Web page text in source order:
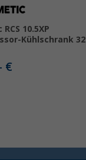
10.5XP
Kühlschrank 32
€